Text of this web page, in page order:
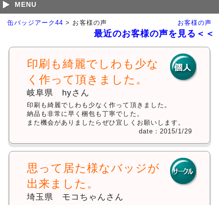
MENU
缶バッジアーク44 > お客様の声 お客様の声
最近のお客様の声を見る＜＜
印刷も綺麗でしわも少な
く作って頂きました。
岐阜県 hyさん
印刷も綺麗でしわも少なく作って頂きました。
納品も非常に早く梱包も丁寧でした。
また機会がありましたらぜひ宜しくお願いします。
date：2015/1/29
思って居た様なバッジが
出来ました。
埼玉県 モコちゃんさん